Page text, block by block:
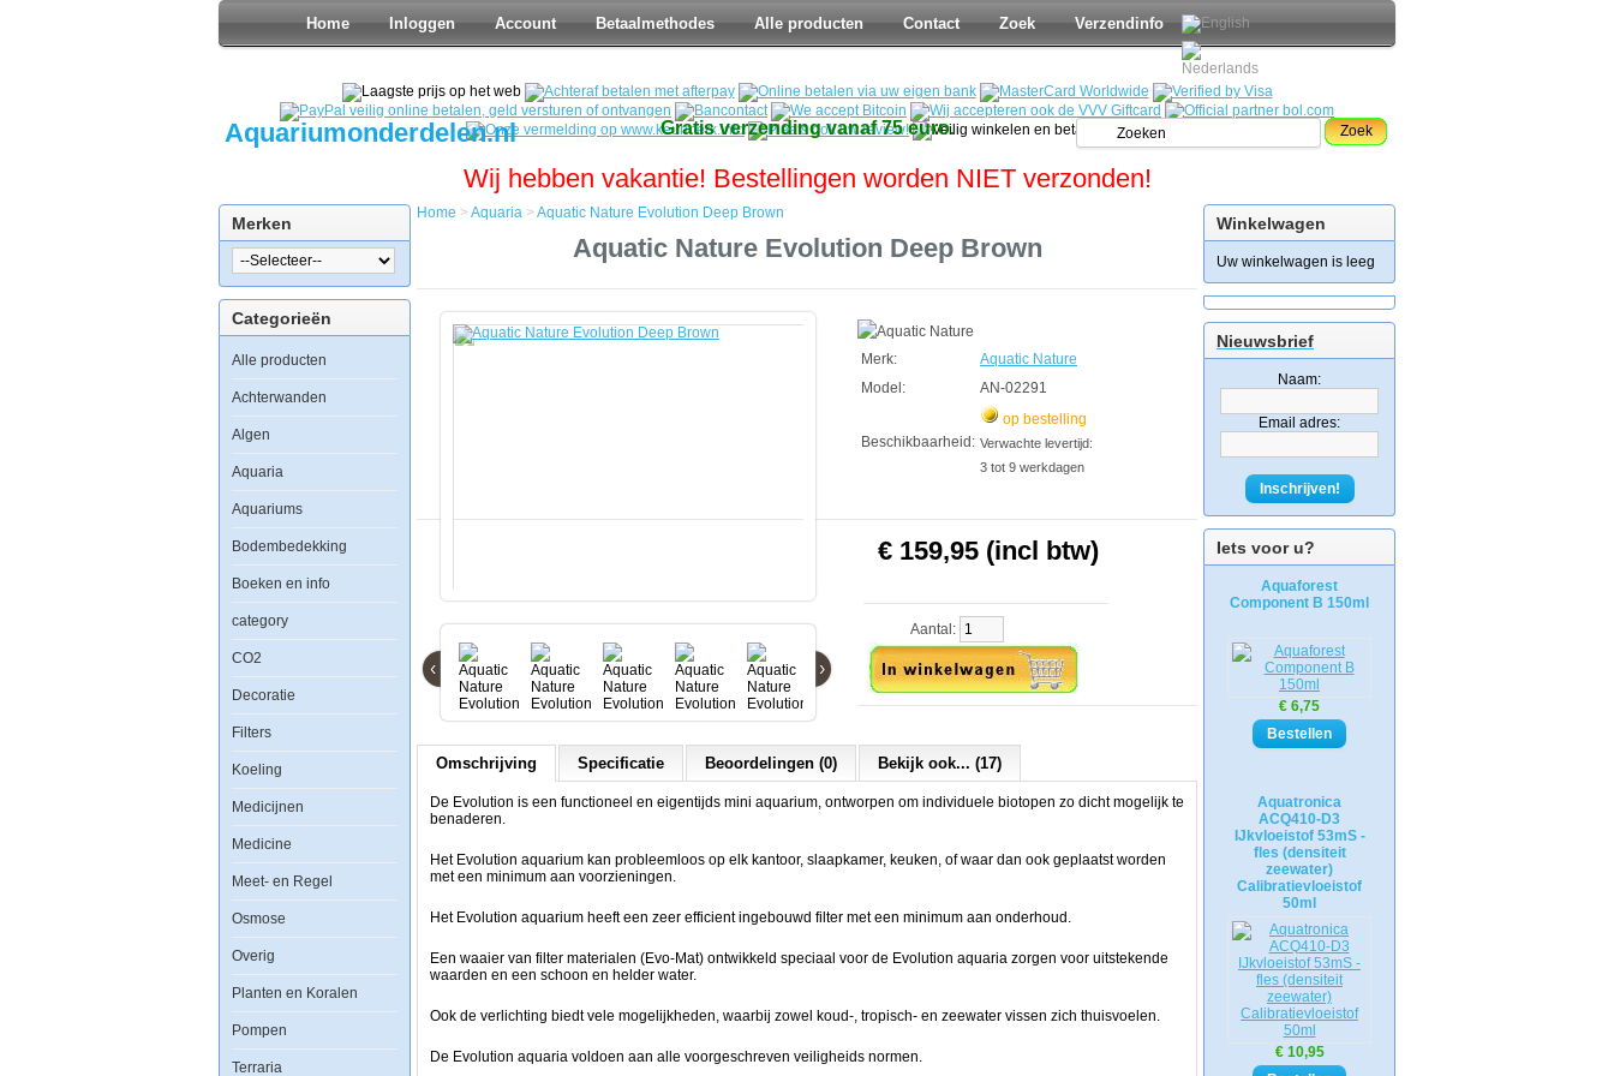
Home Inloggen Account Betaalmethodes Alle producten Contact Zoek Verzendinfo
Aquariumonderdelen.nl Gratis verzending vanaf 75 euro. Zoek
Wij hebben vakantie! Bestellingen worden NIET verzonden!
Merken
Categorieën
Alle producten
Achterwanden
Algen
Aquaria
Aquariums
Bodembedekking
Boeken en info
category
CO2
Decoratie
Filters
Koeling
Medicijnen
Medicine
Meet- en Regel
Osmose
Overig
Planten en Koralen
Pompen
Terraria
Winkelwagen
Uw winkelwagen is leeg
Nieuwsbrief
Naam:
Email adres:
Inschrijven!
Iets voor u?
Aquaforest
Component B 150ml
€ 6,75
Aquatronica
ACQ410-D3
IJkvloeistof 53mS -
fles (densiteit
zeewater)
Calibratievloeistof
50ml
€ 10,95
Nature
Evolution
Deep
De
Evolution
mini
aquarium,
om
individuele
biotopen
dicht
benaderen.
Het Evolution
probleemloos
Home > Aquaria > Aquatic Nature Evolution Deep Brown
Aquatic Nature Evolution Deep Brown
‹ ›
Merk:
Aquatic Nature
Model:
AN-02291
Beschikbaarheid:
op bestelling
Verwachte levertijd:
3 tot 9 werkdagen
€ 159,95 (incl btw)
Aantal:
Omschrijving Specificatie Beoordelingen (0) Bekijk ook... (17)
De Evolution is een functioneel en eigentijds mini aquarium, ontworpen om individuele biotopen zo dicht mogelijk te
benaderen.
Het Evolution aquarium kan probleemloos op elk kantoor, slaapkamer, keuken, of waar dan ook geplaatst worden
met een minimum aan voorzieningen.
Het Evolution aquarium heeft een zeer efficient ingebouwd filter met een minimum aan onderhoud.
Een waaier van filter materialen (Evo-Mat) ontwikkeld speciaal voor de Evolution aquaria zorgen voor uitstekende
waarden en een schoon en helder water.
Ook de verlichting biedt vele mogelijkheden, waarbij zowel koud-, tropisch- en zeewater vissen zich thuisvoelen.
De Evolution aquaria voldoen aan alle voorgeschreven veiligheids normen.